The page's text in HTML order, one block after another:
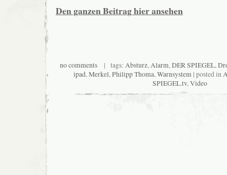
Den ganzen Beitrag hier ansehen
no comments| tags: Absturz,Alarm,DER SPIEGEL,
ipad,Merkel,Philipp Thoma,Warnsystem | posted in
SPIEGEL.tv,Video